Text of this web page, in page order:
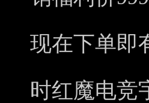
现在下单即
时红魔电竞